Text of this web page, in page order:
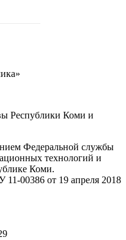
Республики Коми и
Федеральной службы
технологий и
Коми.
00386 от 19 апреля 2018